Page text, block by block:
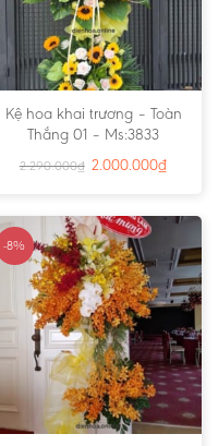
Kệ hoa khai trương – Toàn
Thắng 01 – Ms:3833
2.290.000₫ 2.000.000₫
-8%